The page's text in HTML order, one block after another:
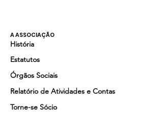
A ASSOCIAÇÃO
História
Estatutos
Órgãos Sociais
Relatório de Atividades e Contas
Torne-se Sócio